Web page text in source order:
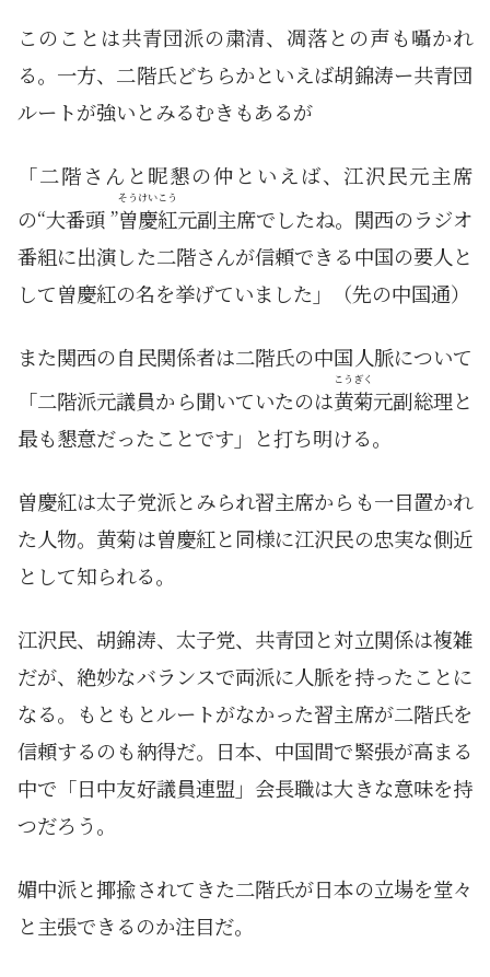
このことは共青団派の粛清、凋落との声も囁かれ
る。一方、二階氏どちらかといえば胡錦涛ー共青団
ルートが強いとみるむきもあるが
「二階さんと昵懇の仲といえば、江沢民元主席
の“大番頭 ”曽慶紅
そうけいこう
元副主席でしたね。関西のラジオ
番組に出演した二階さんが信頼できる中国の要人と
して曽慶紅の名を挙げていました」（先の中国通）
また関西の自民関係者は二階氏の中国人脈について
「二階派元議員から聞いていたのは黄菊
こうぎく
元副総理と
最も懇意だったことです」と打ち明ける。
曽慶紅は太子党派とみられ習主席からも一目置かれ
た人物。黄菊は曽慶紅と同様に江沢民の忠実な側近
として知られる。
江沢民、胡錦涛、太子党、共青団と対立関係は複雑
だが、絶妙なバランスで両派に人脈を持ったことに
なる。もともとルートがなかった習主席が二階氏を
信頼するのも納得だ。日本、中国間で緊張が高まる
中で「日中友好議員連盟」会長職は大きな意味を持
つだろう。
媚中派と揶揄されてきた二階氏が日本の立場を堂々
と主張できるのか注目だ。